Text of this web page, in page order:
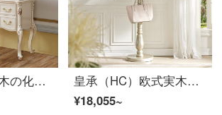
皇承（HC）の木の化粧台の欧風の化粧台の寝室の家具の化粧台は鏡の8609の木の化粧台を配合します。
皇承（HC）欧式実木衣帽子掛け小戸型寝室家具置地ハンガー洋式彫刻落地服帽子掛け
¥18,055~